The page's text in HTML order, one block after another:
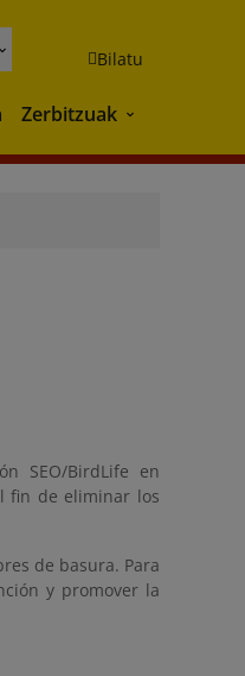
Bilatu
Zerbitzuak Zerbitzuak
SEO/BirdLife en
fin de eliminar los
de basura. Para
y promover la